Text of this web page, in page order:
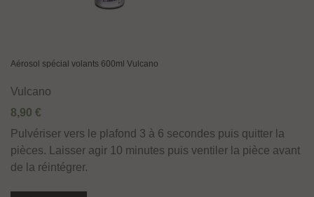
Aérosol spécial volants 600ml Vulcano
Vulcano
8,90 €
Pulvériser vers le plafond 3 à 6 secondes puis quitter la
pièces. Laisser agir 10 minutes puis ventiler la pièce avant
de la réintégrer.